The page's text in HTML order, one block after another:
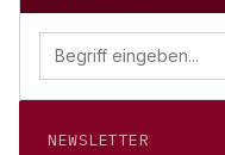
NEWSLETTER